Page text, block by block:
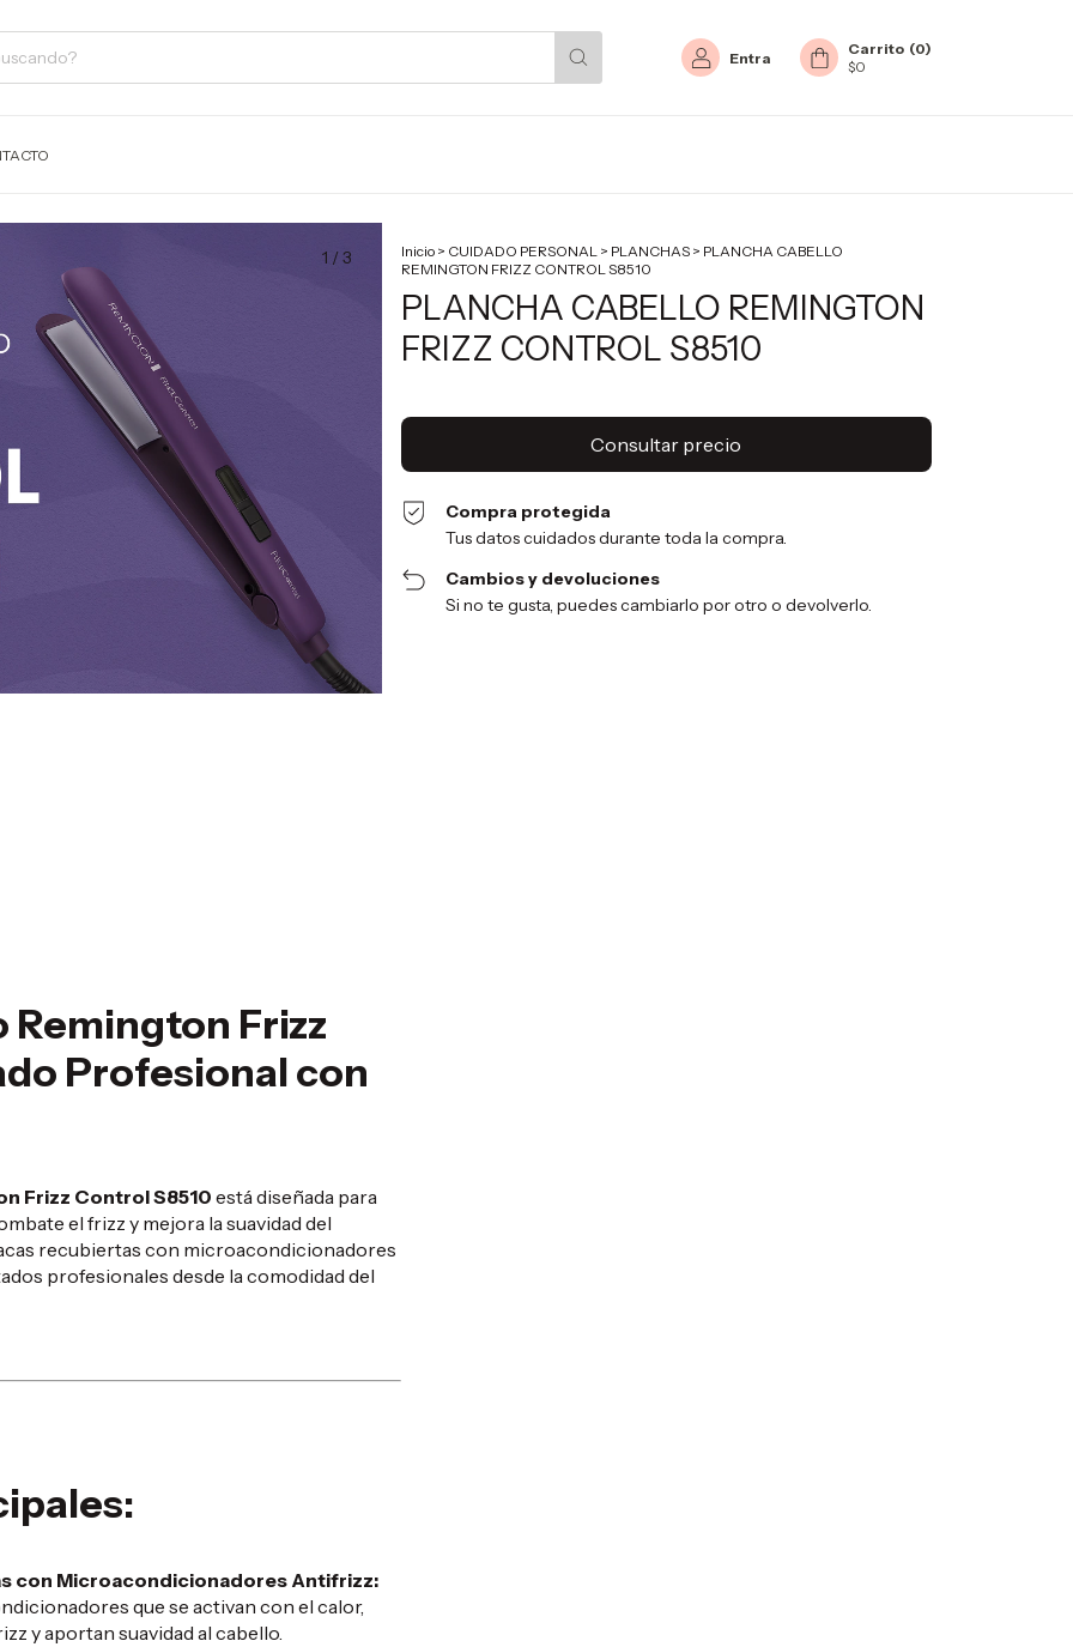
Entra Carrito (0)
$0
1 / 3 Inicio > CUIDADO PERSONAL > PLANCHAS > PLANCHA CABELLO
REMINGTON FRIZZ CONTROL S8510
PLANCHA CABELLO REMINGTON
FRIZZ CONTROL S8510
Compra protegida
Tus datos cuidados durante toda la compra.
Cambios y devoluciones
Si no te gusta, puedes cambiarlo por otro o devolverlo.
Remington Frizz
Profesional con
Frizz Control S8510está diseñada para
el frizz y mejora la suavidad del
recubiertas con microacondicionadores
profesionales desde la comodidad del
con Microacondicionadores Antifrizz:
que se activan con el calor,
y aportan suavidad al cabello.